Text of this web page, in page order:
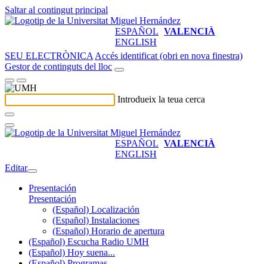
Saltar al contingut principal
ESPAÑOL VALENCIÀ
ENGLISH
SEU ELECTRÒNICA Accés identificat (obri en nova finestra)
Gestor de continguts del lloc
Introdueix la teua cerca
ESPAÑOL VALENCIÀ
ENGLISH
Editar
Presentación
Presentación
(Español) Localización
(Español) Instalaciones
(Español) Horario de apertura
(Español) Escucha Radio UMH
(Español) Hoy suena...